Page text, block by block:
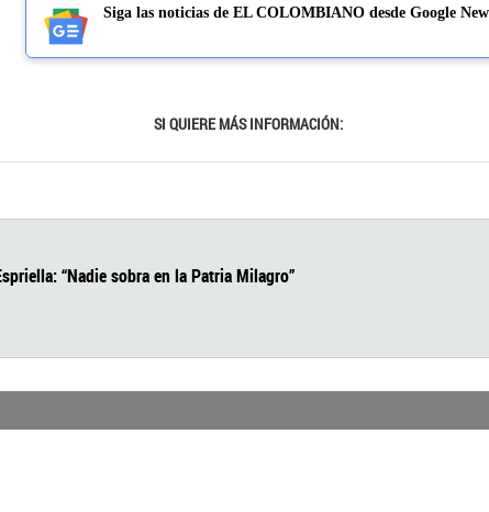
Siga las noticias de EL COLOMBIANO desde Google
SI QUIERE MÁS INFORMACIÓN: